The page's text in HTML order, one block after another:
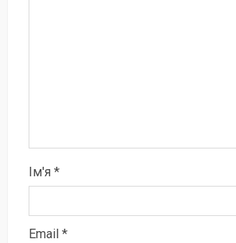
Ім'я *
Email *